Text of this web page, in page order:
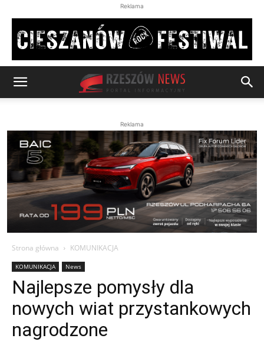
Reklama
Reklama
Strona główna KOMUNIKACJA
KOMUNIKACJA News
Najlepsze pomysły dla
nowych wiat przystankowych
nagrodzone